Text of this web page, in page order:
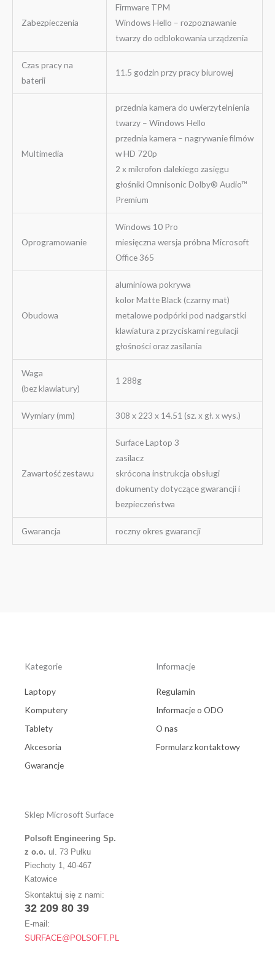
Zabezpieczenia
Firmware TPM
Windows Hello – rozpoznawanie
twarzy do odblokowania urządzenia
Czas pracy na
baterii
11.5 godzin przy pracy biurowej
Multimedia
przednia kamera do uwierzytelnienia
twarzy – Windows Hello
przednia kamera – nagrywanie filmów
w HD 720p
2 x mikrofon dalekiego zasięgu
głośniki Omnisonic Dolby® Audio™
Premium
Oprogramowanie
Windows 10 Pro
miesięczna wersja próbna Microsoft
Office 365
Obudowa
aluminiowa pokrywa
kolor Matte Black (czarny mat)
metalowe podpórki pod nadgarstki
klawiatura z przyciskami regulacji
głośności oraz zasilania
Waga
(bez klawiatury)
1 288g
Wymiary (mm) 308 x 223 x 14.51 (sz. x gł. x wys.)
Zawartość zestawu
Surface Laptop 3
zasilacz
skrócona instrukcja obsługi
dokumenty dotyczące gwarancji i
bezpieczeństwa
Gwarancja roczny okres gwarancji
Kategorie
Laptopy
Komputery
Tablety
Akcesoria
Gwarancje
Informacje
Regulamin
Informacje o ODO
O nas
Formularz kontaktowy
Sklep Microsoft Surface
Polsoft Engineering Sp.
z o.o. ul. 73 Pułku
Piechoty 1, 40-467
Katowice
Skontaktuj się z nami:
32 209 80 39
E-mail:
SURFACE@POLSOFT.PL